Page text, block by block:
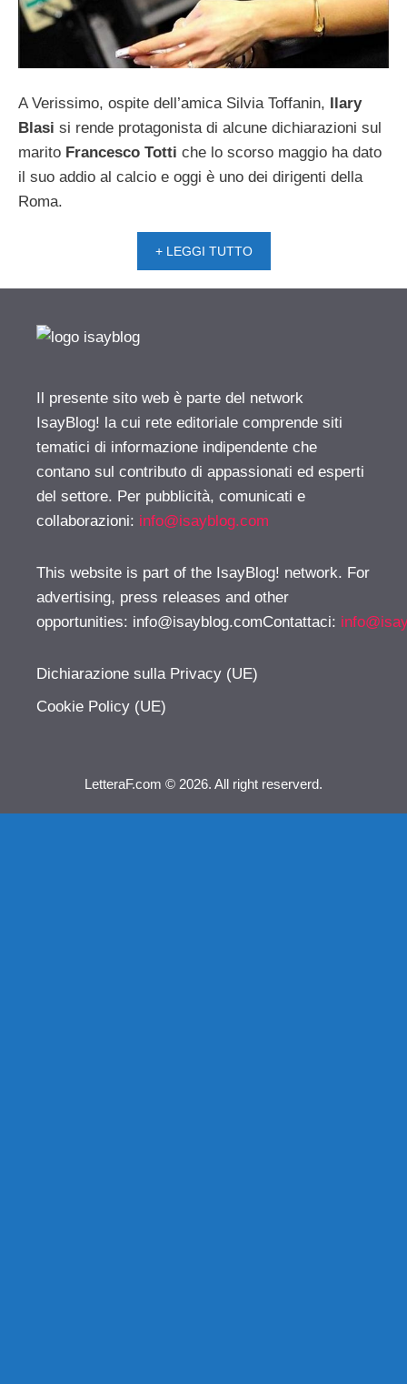
A Verissimo, ospite dell’amica Silvia Toffanin,
Ilary
Blasi si rende protagonista di alcune dichiarazioni sul
marito Francesco Totti che lo scorso maggio ha dato
il suo addio al calcio e oggi è uno dei dirigenti della
Roma.
+ LEGGI TUTTO
Il presente sito web è parte del network
IsayBlog! la cui rete editoriale comprende siti
tematici di informazione indipendente che
contano sul contributo di appassionati ed esperti
del settore. Per pubblicità, comunicati e
collaborazioni: info@isayblog.com
This website is part of the IsayBlog! network. For
advertising, press releases and other
opportunities: info@isayblog.comContattaci:
Dichiarazione sulla Privacy (UE)
Cookie Policy (UE)
LetteraF.com © 2026. All right reserverd.